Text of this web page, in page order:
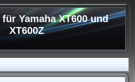
Yamaha XT600 und
XT600Z